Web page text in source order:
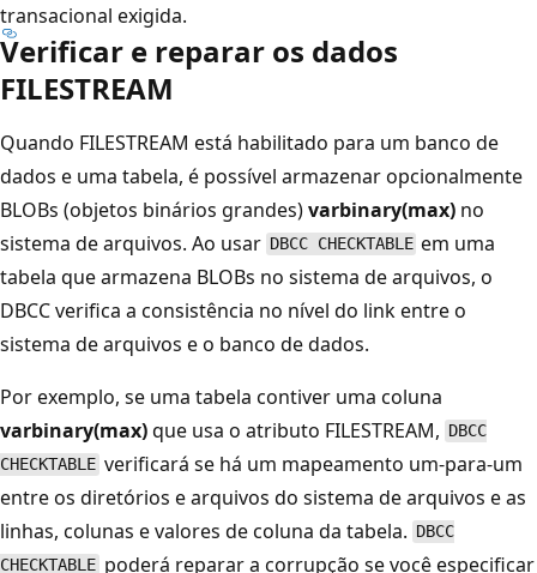
transacional exigida.
Verificar e reparar os dados
FILESTREAM
Quando FILESTREAM está habilitado para um banco de
dados e uma tabela, é possível armazenar opcionalmente
BLOBs (objetos binários grandes)varbinary(max) no
sistema de arquivos. Ao usar DBCC CHECKTABLE em uma
tabela que armazena BLOBs no sistema de arquivos, o
DBCC verifica a consistência no nível do link entre o
sistema de arquivos e o banco de dados.
Por exemplo, se uma tabela contiver uma coluna
varbinary(max)que usa o atributo FILESTREAM, DBCC
CHECKTABLE verificará se há um mapeamento um-para-um
entre os diretórios e arquivos do sistema de arquivos e as
linhas, colunas e valores de coluna da tabela. DBCC
CHECKTABLE poderá reparar a corrupção se você especificar